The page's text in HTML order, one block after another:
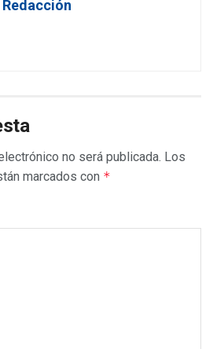
Redacción
no será publicada. Los
marcados con *